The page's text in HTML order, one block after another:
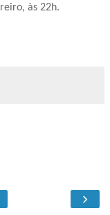
às 22h.
›